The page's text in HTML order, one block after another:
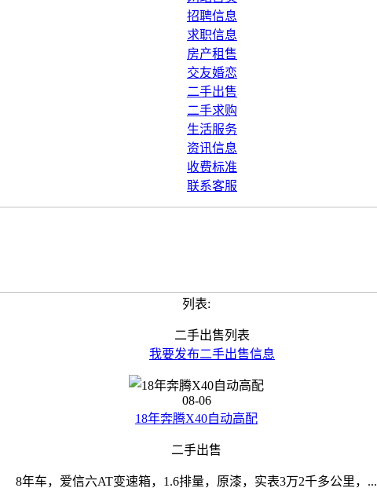
招聘信息
求职信息
房产租售
交友婚恋
二手出售
二手求购
生活服务
资讯信息
收费标准
联系客服
列表:
二手出售列表
我要发布二手出售信息
08-06
18年奔腾X40自动高配
二手出售
8年车，爱信六AT变速箱，1.6排量，原漆，实表3万2千多公里，...